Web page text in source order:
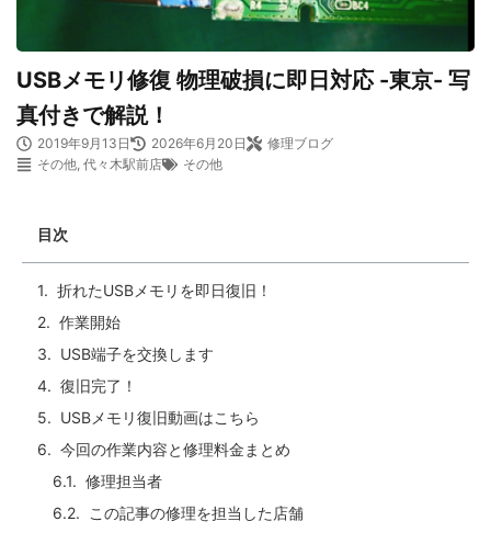
USBメモリ修復 物理破損に即日対応 -東京- 写
真付きで解説！
2019年9月13日 2026年6月20日
修理ブログ
その他, 代々木駅前店 その他
目次
折れたUSBメモリを即日復旧！
作業開始
USB端子を交換します
復旧完了！
USBメモリ復旧動画はこちら
今回の作業内容と修理料金まとめ
修理担当者
この記事の修理を担当した店舗